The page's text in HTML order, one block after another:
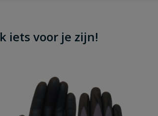
iets voor je zijn!